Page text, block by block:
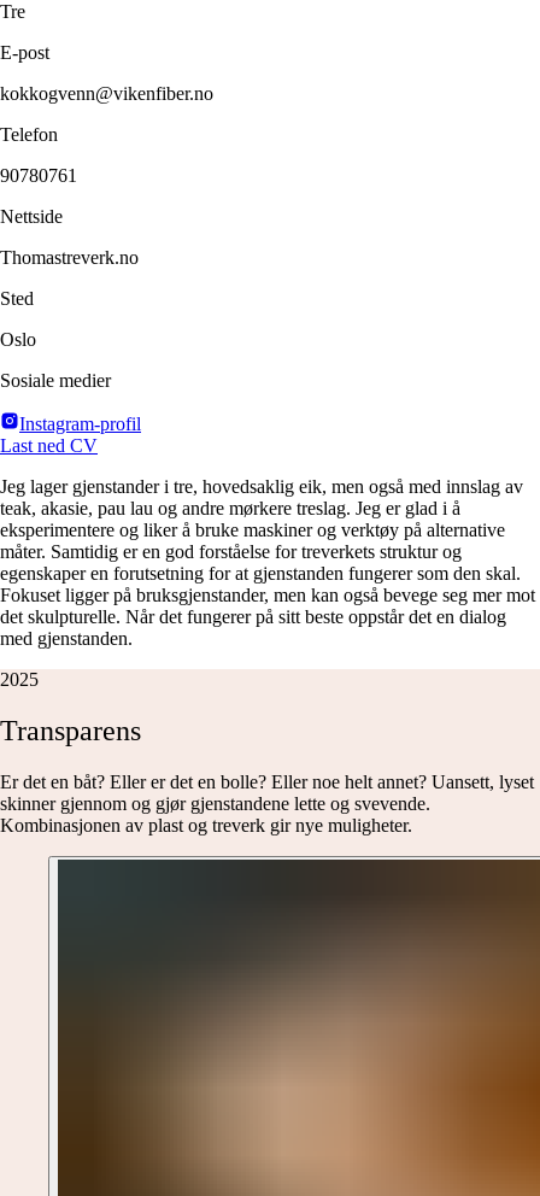
Tre
E-post
kokkogvenn@vikenfiber.no
Telefon
90780761
Nettside
Thomastreverk.no
Sted
Oslo
Sosiale medier
Instagram-profil
Last ned CV
Jeg lager gjenstander i tre, hovedsaklig eik, men også med innslag av
teak, akasie, pau lau og andre mørkere treslag. Jeg er glad i å
eksperimentere og liker å bruke maskiner og verktøy på alternative
måter. Samtidig er en god forståelse for treverkets struktur og
egenskaper en forutsetning for at gjenstanden fungerer som den skal.
Fokuset ligger på bruksgjenstander, men kan også bevege seg mer mot
det skulpturelle. Når det fungerer på sitt beste oppstår det en dialog
med gjenstanden.
2025
Transparens
Er det en båt? Eller er det en bolle? Eller noe helt annet? Uansett, lyset
skinner gjennom og gjør gjenstandene lette og svevende.
Kombinasjonen av plast og treverk gir nye muligheter.